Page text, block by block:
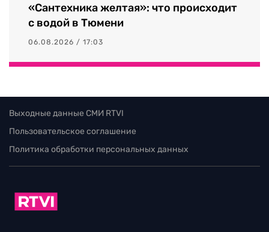
«Сантехника желтая»: что происходит
с водой в Тюмени
06.08.2026 / 17:03
Выходные данные СМИ RTVI
Пользовательское соглашение
Политика обработки персональных данных